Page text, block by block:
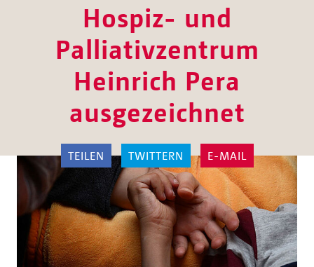
Hospiz- und
Palliativzentrum
Heinrich Pera
ausgezeichnet
TEILEN TWITTERN E-MAIL